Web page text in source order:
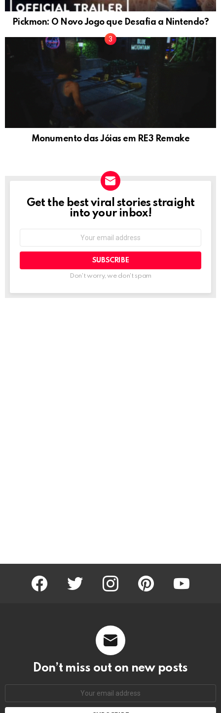
Pickmon: O Novo Jogo que Desafia a Nintendo?
Monumento das Jóias em RE3 Remake
NEWSLETTER
Get the best viral stories straight
into your inbox!
Don't worry, we don't spam
facebook twitter instagram pinterest youtube
Don’t miss out on new posts